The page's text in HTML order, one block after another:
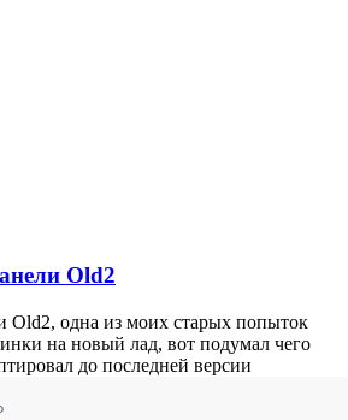
Old2
одна из моих старых попыток
на новый лад, вот подумал чего
до последней версии